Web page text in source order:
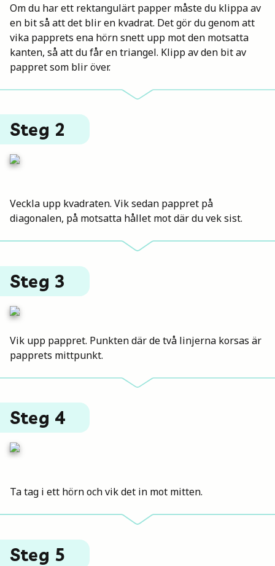
Om du har ett rektangulärt papper måste du klippa av
en bit så att det blir en kvadrat. Det gör du genom att
vika papprets ena hörn snett upp mot den motsatta
kanten, så att du får en triangel. Klipp av den bit av
pappret som blir över.
Steg 2
Veckla upp kvadraten. Vik sedan pappret på
diagonalen, på motsatta hållet mot där du vek sist.
Steg 3
Vik upp pappret. Punkten där de två linjerna korsas är
papprets mittpunkt.
Steg 4
Ta tag i ett hörn och vik det in mot mitten.
Steg 5